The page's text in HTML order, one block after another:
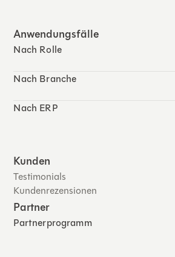
Anwendungsfälle
Nach Rolle
Nach Branche
Nach ERP
Kunden
Testimonials
Kundenrezensionen
Partner
Partnerprogramm